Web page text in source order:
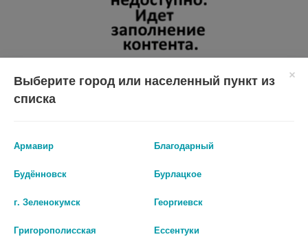
120
Выберите город или населенный пункт из
списка
Армавир Благодарный
Будённовск Бурлацкое
г. Зеленокумск Георгиевск
Григорополисская Ессентуки